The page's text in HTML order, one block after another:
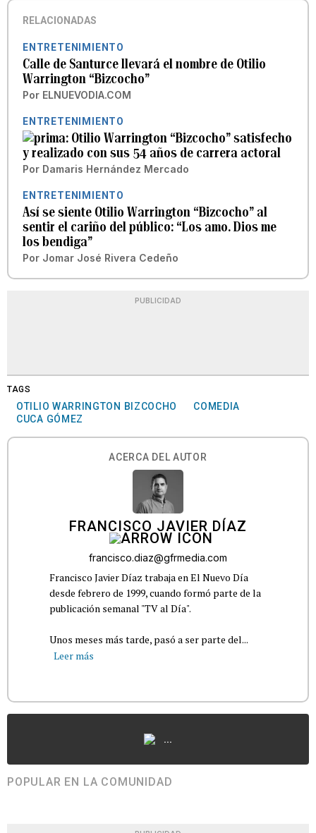
RELACIONADAS
ENTRETENIMIENTO
Calle de Santurce llevará el nombre de Otilio
Warrington “Bizcocho”
Por ELNUEVODIA.COM
ENTRETENIMIENTO
Otilio Warrington “Bizcocho” satisfecho
y realizado con sus 54 años de carrera actoral
Por Damaris Hernández Mercado
ENTRETENIMIENTO
Así se siente Otilio Warrington “Bizcocho” al
sentir el cariño del público: “Los amo. Dios me
los bendiga”
Por Jomar José Rivera Cedeño
PUBLICIDAD
TAGS
OTILIO WARRINGTON BIZCOCHO
COMEDIA
CUCA GÓMEZ
ACERCA DEL AUTOR
FRANCISCO JAVIER DÍAZ
francisco.diaz@gfrmedia.com
Francisco Javier Díaz trabaja en El Nuevo Día
desde febrero de 1999, cuando formó parte de la
publicación semanal "TV al Día".
Unos meses más tarde, pasó a ser parte del...
Leer más
...
POPULAR EN LA COMUNIDAD